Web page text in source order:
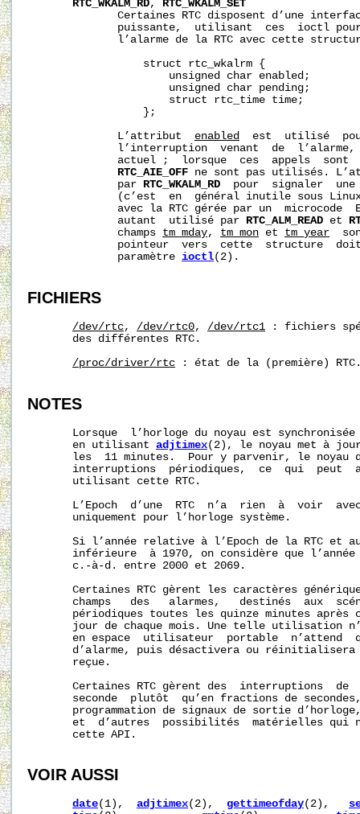
RTC_WKALM_RD, RTC_WKALM_SET
Certaines RTC disposent d’une
puissante,  utilisant  ces  ioctl
l’alarme de la RTC avec cette
                  struct rtc_wkalrm {
                      unsigned char enabled;
                      unsigned char pending;
                      struct rtc_time time;
                  };
              L’attribut
enabled
est  utilisé
l’interruption  venant  de
actuel ;  lorsque  ces  appels
RTC_AIE_OFF ne sont pas utilisés.
              par
RTC_WKALM_RD
pour  signaler
(c’est  en  général inutile sous
avec la RTC gérée par un  microcode
              autant  utilisé par
RTC_ALM_READ et
              champs
tm_mday, tm_mon et tm_year
pointeur  vers  cette  structure
              paramètre
ioctl(2).
FICHIERS
/dev/rtc, /dev/rtc0, /dev/rtc1 : fichiers
       des différentes RTC.
/proc/driver/rtc : état de la (première)
NOTES
Lorsque  l’horloge du noyau est
       en utilisant
adjtimex(2), le noyau met à
les  11 minutes.  Pour y parvenir, le noyau
interruptions  périodiques,  ce  qui  peut
       utilisant cette RTC.
L’Epoch  d’une  RTC  n’a  rien  à  voir
       uniquement pour l’horloge système.
Si l’année relative à l’Epoch de la RTC et
inférieure  à 1970, on considère que
       c.-à-d. entre 2000 et 2069.
Certaines RTC gèrent les caractères
champs   des   alarmes,   destinés  aux
périodiques toutes les quinze minutes après
jour de chaque mois. Une telle utilisation
en espace  utilisateur  portable  n’attend
d’alarme, puis désactivera ou
       reçue.
Certaines RTC gèrent des  interruptions  de
seconde  plutôt  qu’en fractions de
programmation de signaux de sortie
et  d’autres  possibilités  matérielles qui
       cette API.
VOIR AUSSI
date(1), adjtimex(2), gettimeofday(2),